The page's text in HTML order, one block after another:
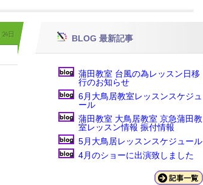
24日 BLOG 最新記事
蒲田教室 台風の為レッスン日移
行のお知らせ
6月大鳥居教室レッスンスケジュ
ール
蒲田教室 大鳥居教室 京急蒲田教
室レッスン情報 振付情報
5月大鳥居レッスンスケジュール
4月のショーに出演致しました